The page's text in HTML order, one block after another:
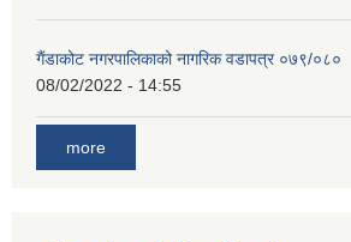
गैंडाकोट नगरपालिकाको नागरिक वडापत्र ०७९/०८०
08/02/2022 - 14:55
more